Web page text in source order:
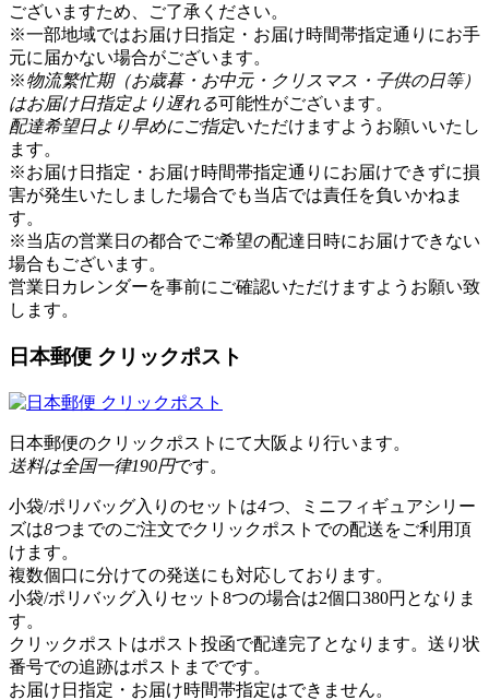
ございますため、ご了承ください。
※一部地域ではお届け日指定・お届け時間帯指定通りにお手
元に届かない場合がございます。
※物流繁忙期（お歳暮・お中元・クリスマス・子供の日等）
はお届け日指定より遅れる可能性がございます。
配達希望日より早めにご指定いただけますようお願いいたし
ます。
※お届け日指定・お届け時間帯指定通りにお届けできずに損
害が発生いたしました場合でも当店では責任を負いかねま
す。
※当店の営業日の都合でご希望の配達日時にお届けできない
場合もございます。
営業日カレンダーを事前にご確認いただけますようお願い致
します。
日本郵便 クリックポスト
日本郵便のクリックポストにて大阪より行います。
送料は全国一律190円です。
小袋/ポリバッグ入りのセットは4つ 、ミニフィギュアシリー
ズは8つまでのご注文でクリックポストでの配送をご利用頂
けます。
複数個口に分けての発送にも対応しております。
小袋/ポリバッグ入りセット8つの場合は2個口380円となりま
す。
クリックポストはポスト投函で配達完了となります。送り状
番号での追跡はポストまでです。
お届け日指定・お届け時間帯指定はできません。